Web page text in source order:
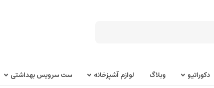
دکوراتیو وبلاگ لوازم آشپزخانه ست سرویس بهداشتی